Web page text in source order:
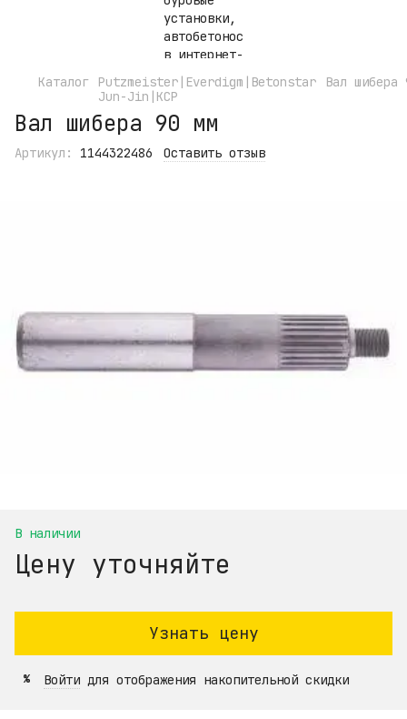
Каталог
Putzmeister|Everdigm|Betonstar
Jun-Jin|KCP
Вал шибера
Вал шибера 90 мм
Артикул: 1144322486 Оставить отзыв
В наличии
Цену уточняйте
Узнать цену
% Войти для отображения накопительной скидки